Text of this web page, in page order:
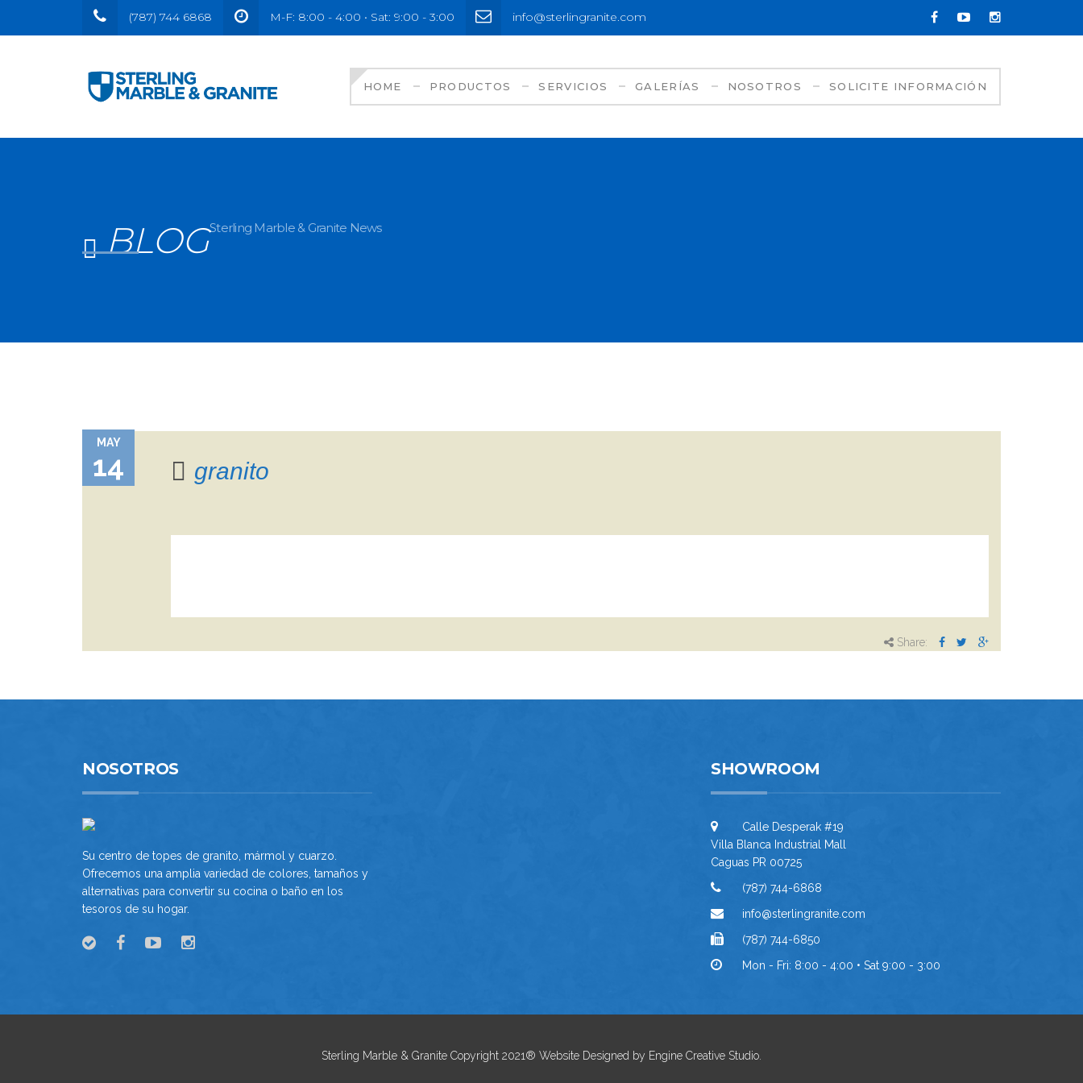
(787) 744 6868 M-F: 8:00 - 4:00 • Sat: 9:00 - 3:00 info@sterlingranite.com
HOME PRODUCTOS SERVICIOS GALERÍAS NOSOTROS SOLICITE INFORMACIÓN
BLOGSterling Marble & Granite News
MAY
14 granito
Share:
NOSOTROS
Su centro de topes de granito, mármol y cuarzo.
Ofrecemos una amplia variedad de colores, tamaños y
alternativas para convertir su cocina o baño en los
tesoros de su hogar.
SHOWROOM
Calle Desperak #19
Villa Blanca Industrial Mall
Caguas PR 00725
(787) 744-6868
info@sterlingranite.com
(787) 744-6850
Mon - Fri: 8:00 - 4:00 • Sat 9:00 - 3:00
Sterling Marble & Granite Copyright 2021® Website Designed by Engine Creative Studio